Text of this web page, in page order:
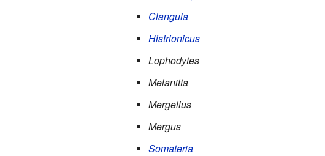
Clangula
Histrionicus
Lophodytes
Melanitta
Mergellus
Mergus
Somateria